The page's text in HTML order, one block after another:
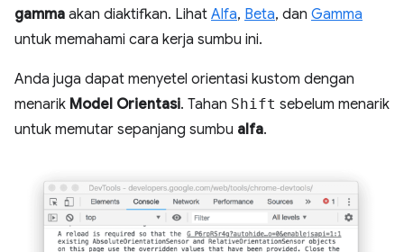
gamma akan diaktifkan. Lihat Alfa, Beta, dan Gamma
untuk memahami cara kerja sumbu ini.
Anda juga dapat menyetel orientasi kustom dengan
menarik Model Orientasi. Tahan Shift sebelum menarik
untuk memutar sepanjang sumbu alfa.